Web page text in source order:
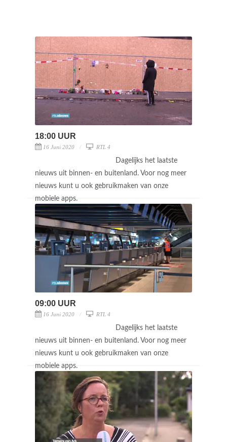
18:00 UUR
16 Juni 2020 RTL 4
Dagelijks het laatste
nieuws uit binnen- en buitenland. Voor nog meer
nieuws kunt u ook gebruikmaken van onze
mobiele apps.
09:00 UUR
16 Juni 2020 RTL 4
Dagelijks het laatste
nieuws uit binnen- en buitenland. Voor nog meer
nieuws kunt u ook gebruikmaken van onze
mobiele apps.